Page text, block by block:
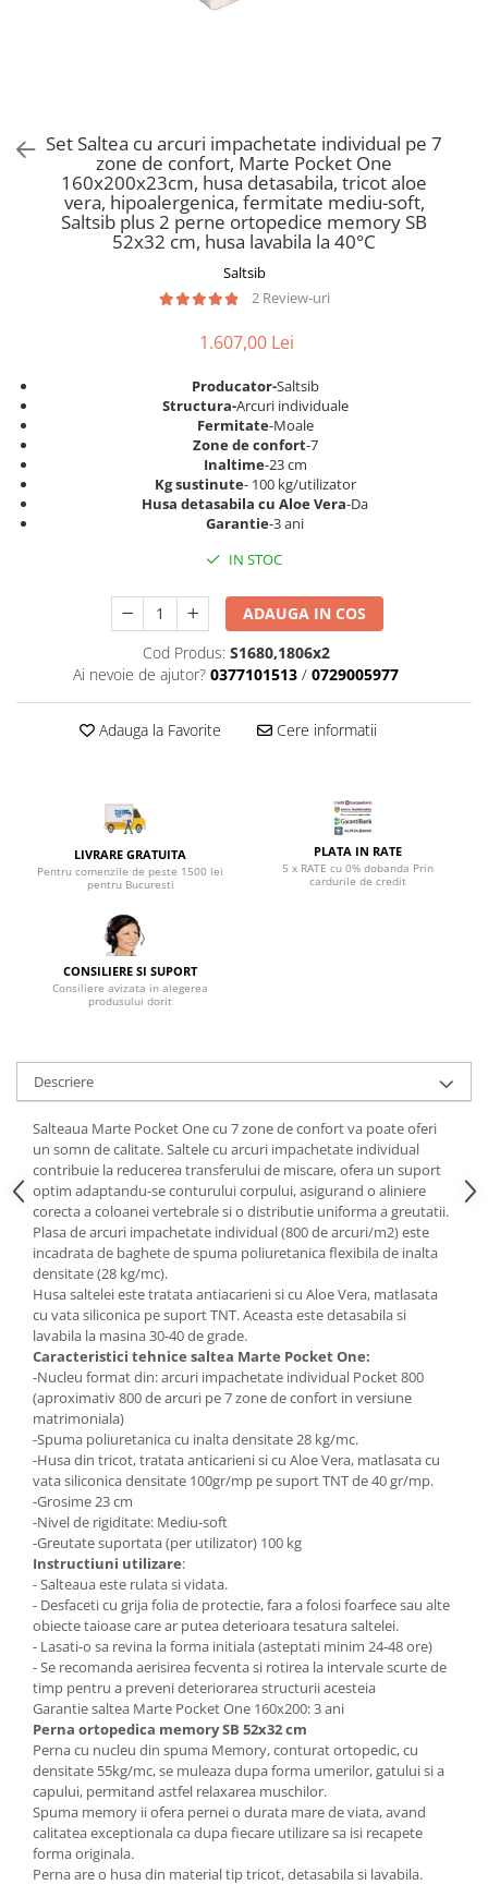
Saltele Memory Pocket
Saltele cu plasa arcuri
Saltele cu spuma
Saltele cu spuma
Saltele cu spuma poliuretanica
Saltele 160x200
Saltele 180x200
Top saltele
Top saltele 5 cm
Top saltele 10 cm
Saltele ieftine
Saltele cu plasa de arcuri
Saltele cu spuma
Scaune pentru living
Seturi comode living si vitrine
Mobila living
Comode living
Dulap birou
Birouri
Scaune pentru birou
Scaune pentru vizitatori
Scaune manager
Scaune pentru bucatarie
Mobila bucatarie
Seturi mese si scaune bucatarie
Mobilier hol
Suporturi si rafturi pantofi
Seturi mobilier hol
Stender haine
Suport pentru umerase
Mobilier gradinita
Mese gradinita
Set mese si scaune gradinita
Mobilier copii
Mobila camera copii
Scaune birou pentru copii
Saltele patuturi copii
Paturi copii
Masa si scaune gradinita
Seturi comode living si dormitor
Scaune birou copii
Scaune resigilate
Scaune gradinita
Scaune conferinta
Set Saltea cu arcuri impachetate individual pe 7
zone de confort, Marte Pocket One
160x200x23cm, husa detasabila, tricot aloe
vera, hipoalergenica, fermitate mediu-soft,
Saltsib plus 2 perne ortopedice memory SB
52x32 cm, husa lavabila la 40°C
Saltsib
2 Review-uri
1.607,00 Lei
Producator-Saltsib
Structura-Arcuri individuale
Fermitate-Moale
Zone de confort-7
Inaltime-23 cm
Kg sustinute- 100 kg/utilizator
Husa detasabila cu Aloe Vera-Da
Garantie-3 ani
IN STOC
ADAUGA IN COS
Cod Produs: S1680,1806x2
Ai nevoie de ajutor? 0377101513 / 0729005977
Adauga la Favorite Cere informatii
LIVRARE GRATUITA
Pentru comenzile de peste 1500 lei
pentru Bucuresti
PLATA IN RATE
5 x RATE cu 0% dobanda Prin
cardurile de credit
CONSILIERE SI SUPORT
Consiliere avizata in alegerea
produsului dorit
Descriere
Salteaua Marte Pocket One cu 7 zone de confort va poate oferi
un somn de calitate. Saltele cu arcuri impachetate individual
contribuie la reducerea transferului de miscare, ofera un suport
optim adaptandu-se conturului corpului, asigurand o aliniere
corecta a coloanei vertebrale si o distributie uniforma a greutatii.
Plasa de arcuri impachetate individual (800 de arcuri/m2) este
incadrata de baghete de spuma poliuretanica flexibila de inalta
densitate (28 kg/mc).
Husa saltelei este tratata antiacarieni si cu Aloe Vera, matlasata
cu vata siliconica pe suport TNT. Aceasta este detasabila si
lavabila la masina 30-40 de grade.
Caracteristici tehnice saltea Marte Pocket One:
-Nucleu format din: arcuri impachetate individual Pocket 800
(aproximativ 800 de arcuri pe 7 zone de confort in versiune
matrimoniala)
-Spuma poliuretanica cu inalta densitate 28 kg/mc.
-Husa din tricot, tratata anticarieni si cu Aloe Vera, matlasata cu
vata siliconica densitate 100gr/mp pe suport TNT de 40 gr/mp.
-Grosime 23 cm
-Nivel de rigiditate: Mediu-soft
-Greutate suportata (per utilizator) 100 kg
Instructiuni utilizare:
- Salteaua este rulata si vidata.
- Desfaceti cu grija folia de protectie, fara a folosi foarfece sau alte
obiecte taioase care ar putea deterioara tesatura saltelei.
- Lasati-o sa revina la forma initiala (asteptati minim 24-48 ore)
- Se recomanda aerisirea fecventa si rotirea la intervale scurte de
timp pentru a preveni deteriorarea structurii acesteia
Garantie saltea Marte Pocket One 160x200: 3 ani
Perna ortopedica memory SB 52x32 cm
Perna cu nucleu din spuma Memory, conturat ortopedic, cu
densitate 55kg/mc, se muleaza dupa forma umerilor, gatului si a
capului, permitand astfel relaxarea muschilor.
Spuma memory ii ofera pernei o durata mare de viata, avand
calitatea exceptionala ca dupa fiecare utilizare sa isi recapete
forma originala.
Perna are o husa din material tip tricot, detasabila si lavabila.